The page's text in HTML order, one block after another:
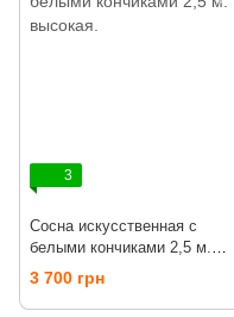
3
Сосна искусственная с
белыми кончиками 2,5 м.
высокая.
3 700 грн